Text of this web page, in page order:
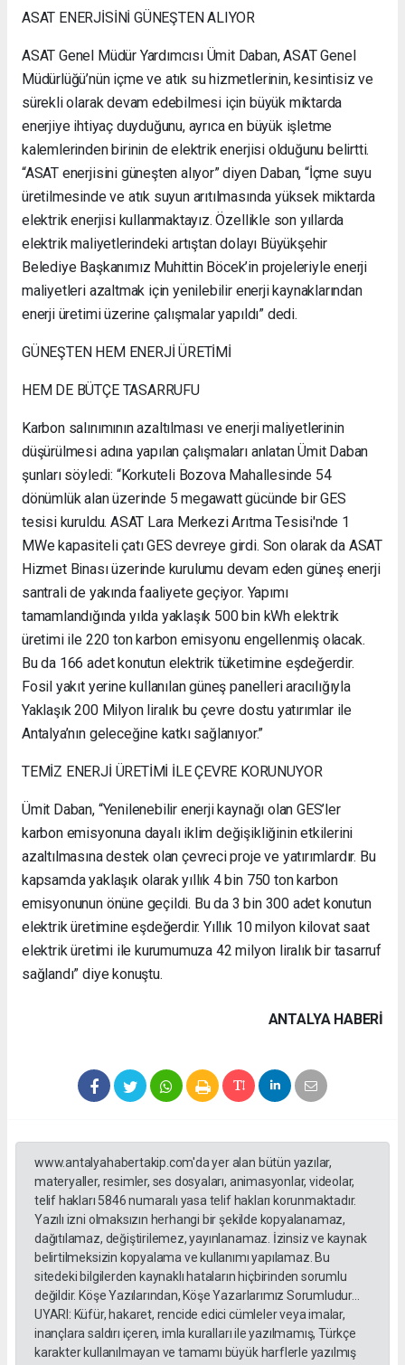
ASAT ENERJİSİNİ GÜNEŞTEN ALIYOR
ASAT Genel Müdür Yardımcısı Ümit Daban, ASAT Genel
Müdürlüğü’nün içme ve atık su hizmetlerinin, kesintisiz ve
sürekli olarak devam edebilmesi için büyük miktarda
enerjiye ihtiyaç duyduğunu, ayrıca en büyük işletme
kalemlerinden birinin de elektrik enerjisi olduğunu belirtti.
“ASAT enerjisini güneşten alıyor” diyen Daban, “İçme suyu
üretilmesinde ve atık suyun arıtılmasında yüksek miktarda
elektrik enerjisi kullanmaktayız. Özellikle son yıllarda
elektrik maliyetlerindeki artıştan dolayı Büyükşehir
Belediye Başkanımız Muhittin Böcek’in projeleriyle enerji
maliyetleri azaltmak için yenilebilir enerji kaynaklarından
enerji üretimi üzerine çalışmalar yapıldı” dedi.
GÜNEŞTEN HEM ENERJİ ÜRETİMİ
HEM DE BÜTÇE TASARRUFU
Karbon salınımının azaltılması ve enerji maliyetlerinin
düşürülmesi adına yapılan çalışmaları anlatan Ümit Daban
şunları söyledi: “Korkuteli Bozova Mahallesinde 54
dönümlük alan üzerinde 5 megawatt gücünde bir GES
tesisi kuruldu. ASAT Lara Merkezi Arıtma Tesisi'nde 1
MWe kapasiteli çatı GES devreye girdi. Son olarak da ASAT
Hizmet Binası üzerinde kurulumu devam eden güneş enerji
santrali de yakında faaliyete geçiyor. Yapımı
tamamlandığında yılda yaklaşık 500 bin kWh elektrik
üretimi ile 220 ton karbon emisyonu engellenmiş olacak.
Bu da 166 adet konutun elektrik tüketimine eşdeğerdir.
Fosil yakıt yerine kullanılan güneş panelleri aracılığıyla
Yaklaşık 200 Milyon liralık bu çevre dostu yatırımlar ile
Antalya’nın geleceğine katkı sağlanıyor.”
TEMİZ ENERJİ ÜRETİMİ İLE ÇEVRE KORUNUYOR
Ümit Daban, “Yenilenebilir enerji kaynağı olan GES’ler
karbon emisyonuna dayalı iklim değişikliğinin etkilerini
azaltılmasına destek olan çevreci proje ve yatırımlardır. Bu
kapsamda yaklaşık olarak yıllık 4 bin 750 ton karbon
emisyonunun önüne geçildi. Bu da 3 bin 300 adet konutun
elektrik üretimine eşdeğerdir. Yıllık 10 milyon kilovat saat
elektrik üretimi ile kurumumuza 42 milyon liralık bir tasarruf
sağlandı” diye konuştu.
ANTALYA HABERİ
www.antalyahabertakip.com'da yer alan bütün yazılar,
materyaller, resimler, ses dosyaları, animasyonlar, videolar,
telif hakları 5846 numaralı yasa telif hakları korunmaktadır.
Yazılı izni olmaksızın herhangi bir şekilde kopyalanamaz,
dağıtılamaz, değiştirilemez, yayınlanamaz. İzinsiz ve kaynak
belirtilmeksizin kopyalama ve kullanımı yapılamaz. Bu
sitedeki bilgilerden kaynaklı hataların hiçbirinden sorumlu
değildir. Köşe Yazılarından, Köşe Yazarlarımız Sorumludur...
UYARI: Küfür, hakaret, rencide edici cümleler veya imalar,
inançlara saldırı içeren, imla kuralları ile yazılmamış, Türkçe
karakter kullanılmayan ve tamamı büyük harflerle yazılmış